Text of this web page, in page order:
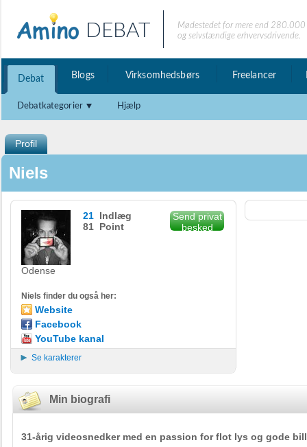
DEBAT
Mødestedet for mere end
og selvstændige erhvervsdrivende.
Debat Blogs Virksomhedsbørs Freelancer
Debatkategorier Hjælp
Profil
Niels
Odense
21 Indlæg
81 Point
Send privat
besked
Niels finder du også her:
Website
Facebook
YouTube kanal
Se karakterer
Min biografi
31-årig videosnedker med en passion for flot lys og gode